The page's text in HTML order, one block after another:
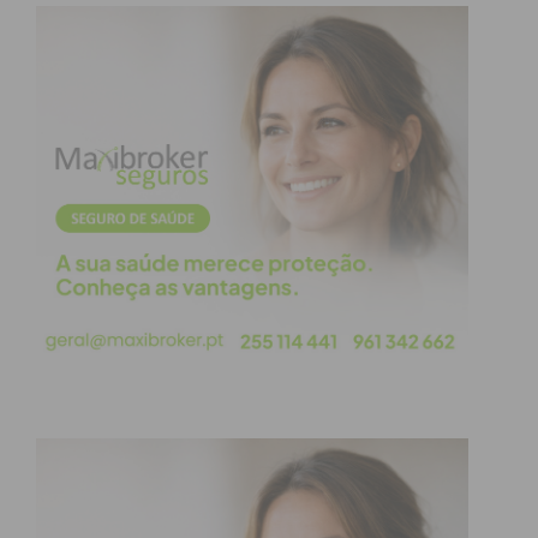
ira, ódio, vergonha, humilhação,…) Exemplificando,
quantas vezes ao passar por alguém na rua que
estava sorridente, feliz, se sentiu melhor? Essas
emoções são resultantes apenas de uma interação
visual e unidirecional Esse “alguém” desconhece o
efeito positivo que teve por momentos em si!.
Obviamente, que quem coloca em prática a frase
“está a precisar de um chá” tem todo o seu ser
focado em causar no outro um conjunto de
objetivo nocivo e tóxico. Apesar de consciente
“ação/reação”, ainda que desfasada no tempo!
Claro que, o automatismo comum é a ação/reação
imediata, elevando assim a probabilidade da